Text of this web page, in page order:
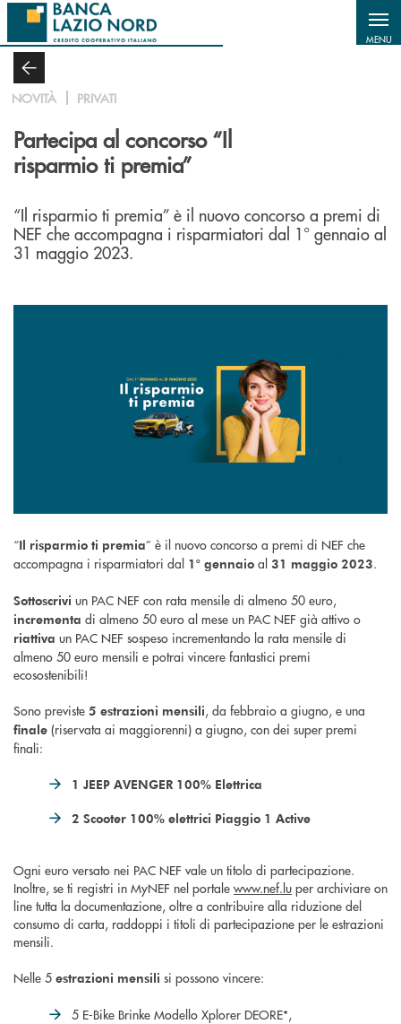
Salta al contenuto principale
MENU
NOVITÀ PRIVATI
Partecipa al concorso “Il
risparmio ti premia”
“Il risparmio ti premia” è il nuovo concorso a premi di
NEF che accompagna i risparmiatori dal 1° gennaio al
31 maggio 2023.
“Il risparmio ti premia” è il nuovo concorso a premi di NEF che
accompagna i risparmiatori dal 1° gennaio al 31 maggio 2023.
Sottoscrivi un PAC NEF con rata mensile di almeno 50 euro,
incrementa di almeno 50 euro al mese un PAC NEF già attivo o
riattiva un PAC NEF sospeso incrementando la rata mensile di
almeno 50 euro mensili e potrai vincere fantastici premi
ecosostenibili!
Sono previste 5 estrazioni mensili, da febbraio a giugno, e una
finale (riservata ai maggiorenni) a giugno, con dei super premi
finali:
1 JEEP AVENGER 100% Elettrica
2 Scooter 100% elettrici Piaggio 1 Active
Ogni euro versato nei PAC NEF vale un titolo di partecipazione.
Inoltre, se ti registri in MyNEF nel portale www.nef.lu per archiviare on
line tutta la documentazione, oltre a contribuire alla riduzione del
consumo di carta, raddoppi i titoli di partecipazione per le estrazioni
mensili.
Nelle 5 estrazioni mensili si possono vincere:
5 E-Bike Brinke Modello Xplorer DEORE*,